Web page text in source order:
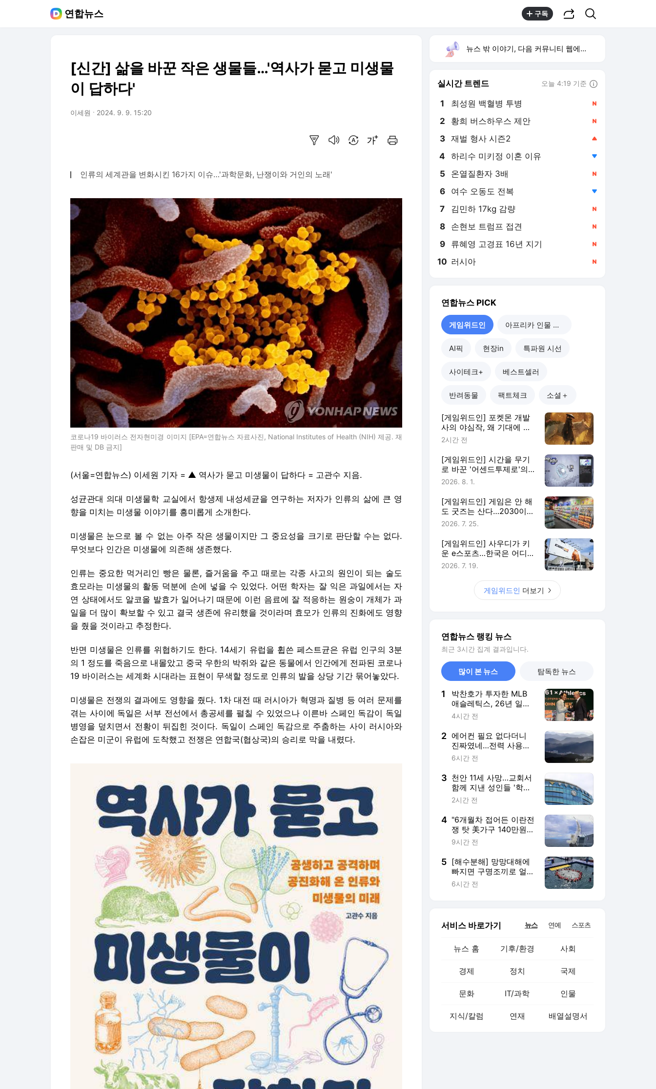
연합뉴스 구독
[신간] 삶을 바꾼 작은 생물들…'역사가 묻고 미생물
이 답하다'
이세원 2024. 9. 9. 15:20
인류의 세계관을 변화시킨 16가지 이슈…'과학문화, 난쟁이와 거인의 노래'
코로나19 바이러스 전자현미경 이미지 [EPA=연합뉴스 자료사진, National Institutes of Health (NIH) 제공. 재
판매 및 DB 금지]
(서울=연합뉴스) 이세원 기자 = ▲ 역사가 묻고 미생물이 답하다 = 고관수 지음.
성균관대 의대 미생물학 교실에서 항생제 내성세균을 연구하는 저자가 인류의 삶에 큰 영
향을 미치는 미생물 이야기를 흥미롭게 소개한다.
미생물은 눈으로 볼 수 없는 아주 작은 생물이지만 그 중요성을 크기로 판단할 수는 없다.
무엇보다 인간은 미생물에 의존해 생존했다.
인류는 중요한 먹거리인 빵은 물론, 즐거움을 주고 때로는 각종 사고의 원인이 되는 술도
효모라는 미생물의 활동 덕분에 손에 넣을 수 있었다. 어떤 학자는 잘 익은 과일에서는 자
연 상태에서도 알코올 발효가 일어나기 때문에 이런 음료에 잘 적응하는 원숭이 개체가 과
일을 더 많이 확보할 수 있고 결국 생존에 유리했을 것이라며 효모가 인류의 진화에도 영향
을 줬을 것이라고 추정한다.
반면 미생물은 인류를 위협하기도 한다. 14세기 유럽을 휩쓴 페스트균은 유럽 인구의 3분
의 1 정도를 죽음으로 내몰았고 중국 우한의 박쥐와 같은 동물에서 인간에게 전파된 코로나
19 바이러스는 세계화 시대라는 표현이 무색할 정도로 인류의 발을 상당 기간 묶어놓았다.
미생물은 전쟁의 결과에도 영향을 줬다. 1차 대전 때 러시아가 혁명과 질병 등 여러 문제를
겪는 사이에 독일은 서부 전선에서 총공세를 펼칠 수 있었으나 이른바 스페인 독감이 독일
병영을 덮치면서 전황이 뒤집힌 것이다. 독일이 스페인 독감으로 주춤하는 사이 러시아와
손잡은 미군이 유럽에 도착했고 전쟁은 연합국(협상국)의 승리로 막을 내렸다.
뉴스 밖 이야기, 다음 커뮤니티 웹에서 보기
실시간 트렌드 오늘 4:19 기준
1 최성원 백혈병 투병
2 황희 버스하우스 제안
3 재벌 형사 시즌2
4 하리수 미키정 이혼 이유
5 온열질환자 3배
6 여수 오동도 전복
7 김민하 17kg 감량
8 손현보 트럼프 접견
9 류혜영 고경표 16년 지기
10 러시아
연합뉴스 PICK
게임위드인 아프리카 인물 열전
AI픽 현장in 특파원 시선
사이테크+ 베스트셀러
반려동물 팩트체크 소셜＋
[게임위드인] 포켓몬 개발
사의 야심작, 왜 기대에 못
미쳤나
2시간 전
[게임위드인] 시간을 무기
로 바꾼 '어센드투제로'의
실험
2026. 8. 1.
[게임위드인] 게임은 안 해
도 굿즈는 산다…2030이
게임에 남는 법
2026. 7. 25.
[게임위드인] 사우디가 키
운 e스포츠…한국은 어디에
있나
2026. 7. 19.
게임위드인 더보기
연합뉴스 랭킹 뉴스
최근 3시간 집계 결과입니다.
많이 본 뉴스 탐독한 뉴스
1
박찬호가 투자한 MLB
애슬레틱스, 26년 일한
포스트 단장과 결별
4시간 전
2 에어컨 필요 없다더니
진짜였네…전력 사용량
으로 본 냉방 도시
6시간 전
3 천안 11세 사망…교회서
함께 지낸 성인들 '학대
치사' 여부 수사
2시간 전
4 "6개월차 접어든 이란전
쟁 탓 美가구 140만원
추가 부담"
9시간 전
5 [해수분해] 망망대해에
빠지면 구명조끼로 얼마
나 버틸까
6시간 전
서비스 바로가기 뉴스 연예 스포츠
뉴스 홈 기후/환경 사회
경제 정치 국제
문화 IT/과학 인물
지식/칼럼 연재 배열설명서